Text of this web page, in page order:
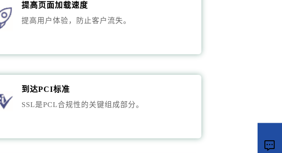
提高页面加载速度
提高用户体验，防止客户流失。
到达PCI标准
SSL是PCL合规性的关键组成部分。
